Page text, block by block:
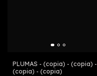
PLUMAS - (copia) - (copia) -
(copia) - (copia)